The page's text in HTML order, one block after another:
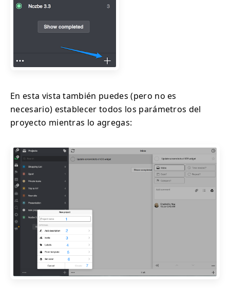
En esta vista también puedes (pero no es
necesario) establecer todos los parámetros del
proyecto mientras lo agregas: